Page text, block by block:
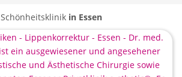
Schönheitsklinik in Essen